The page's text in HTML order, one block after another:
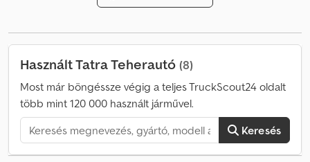
légkondicionálás, navigációs rendszer, állófűtés,
Dkodpowkbx Asfx Acher Vontatóként is használható A Tatra
részletes adatai hamarosan Darura vonatkozó adatok: Fassi
F545RA2.27 gyors stabilitásellenőrzés V7 távirányító Jib / L214
kiegészítő törőkar, négyrészes V20 kötélcsörlő 60 méter kötéllel
AWC Első kitámasztás Ötrészes kitámasztás stb. További
információk hamarosan.
Használt Tatra Teherautó (8)
Most már böngéssze végig a teljes TruckScout24 oldalt
több mint 120 000 használt járművel.
Keresés